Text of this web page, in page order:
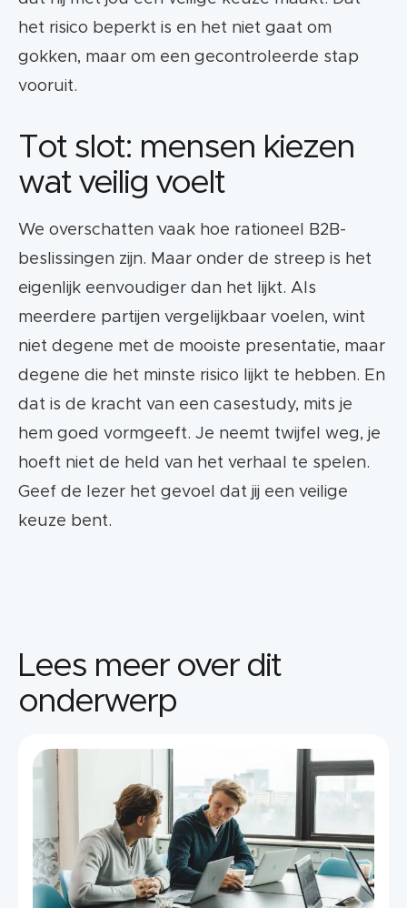
het risico beperkt is en het niet gaat om
gokken, maar om een gecontroleerde stap
vooruit.
Tot slot: mensen kiezen
wat veilig voelt
We overschatten vaak hoe rationeel B2B-
beslissingen zijn. Maar onder de streep is het
eigenlijk eenvoudiger dan het lijkt. Als
meerdere partijen vergelijkbaar voelen, wint
niet degene met de mooiste presentatie, maar
degene die het minste risico lijkt te hebben. En
dat is de kracht van een casestudy, mits je
hem goed vormgeeft. Je neemt twijfel weg, je
hoeft niet de held van het verhaal te spelen.
Geef de lezer het gevoel dat jij een veilige
keuze bent.
Lees meer over dit
onderwerp